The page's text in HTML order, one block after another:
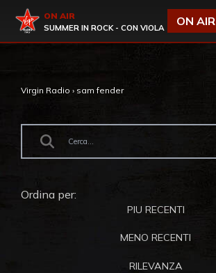
Virgin Radio
ON AIR
SUMMER IN ROCK - CON VIOLA
ON AIR
Virgin Radio › sam fender
Ordina per:
PIU RECENTI
MENO RECENTI
RILEVANZA